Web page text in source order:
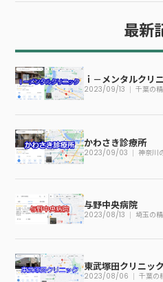
最新
ｉ－メンタルクリ
2023/09/13 千葉の
かわさき診療所
2023/09/03 神奈川
与野中央病院
2023/08/13 埼玉の
東武塚田クリニック
2023/08/06 千葉の